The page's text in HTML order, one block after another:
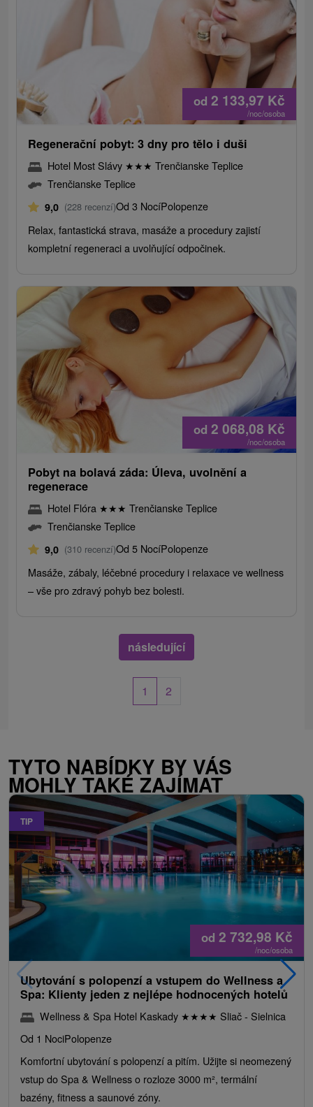
od 2 133,97 Kč
/noc/osoba
Regenerační pobyt: 3 dny pro tělo i duši
Hotel Most Slávy ★★★ Trenčianske Teplice
Trenčianske Teplice
9,0 (228 recenzí)Od 3 NocíPolopenze
Relax, fantastická strava, masáže a procedury zajistí
kompletní regeneraci a uvolňující odpočinek.
od 2 068,08 Kč
/noc/osoba
Pobyt na bolavá záda: Úleva, uvolnění a
regenerace
Hotel Flóra ★★★ Trenčianske Teplice
Trenčianske Teplice
9,0 (310 recenzí)Od 5 NocíPolopenze
Masáže, zábaly, léčebné procedury i relaxace ve wellness
– vše pro zdravý pohyb bez bolesti.
následující
1 2
TYTO NABÍDKY BY VÁS
MOHLY TAKÉ ZAJÍMAT
TIP
od 2 732,98 Kč
/noc/osoba
Ubytování s polopenzí a vstupem do Wellness a
Spa: Klienty jeden z nejlépe hodnocených hotelů
Wellness & Spa Hotel Kaskady ★★★★ Sliač - Sielnica
Od 1 NociPolopenze
Komfortní ubytování s polopenzí a pitím. Užijte si neomezený
vstup do Spa & Wellness o rozloze 3000 m², termální
bazény, fitness a saunové zóny.